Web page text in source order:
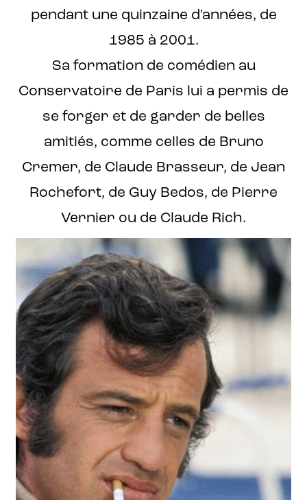
pendant une quinzaine d'années, de
1985 à 2001.
Sa formation de comédien au
Conservatoire de Paris lui a permis de
se forger et de garder de belles
amitiés, comme celles de Bruno
Cremer, de Claude Brasseur, de Jean
Rochefort, de Guy Bedos, de Pierre
Vernier ou de Claude Rich.